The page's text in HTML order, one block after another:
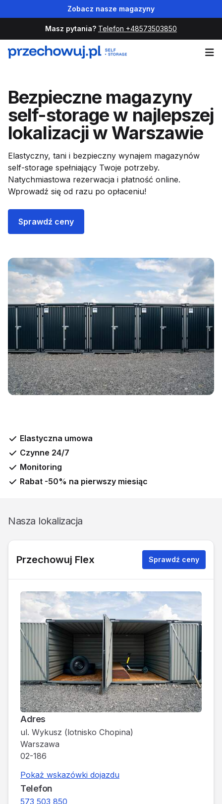
Zobacz nasze magazyny
Masz pytania? Telefon +48573503850
Bezpieczne magazyny
self-storage w najlepszej
lokalizacji w Warszawie
Elastyczny, tani i bezpieczny wynajem magazynów
self-storage spełniający Twoje potrzeby.
Natychmiastowa rezerwacja i płatność online.
Wprowadź się od razu po opłaceniu!
Sprawdź ceny
Elastyczna umowa
Czynne 24/7
Monitoring
Rabat -50% na pierwszy miesiąc
Nasza lokalizacja
Przechowuj Flex Sprawdź ceny
Adres
ul. Wykusz (lotnisko Chopina)
Warszawa
02-186
Pokaż wskazówki dojazdu
Telefon
573 503 850